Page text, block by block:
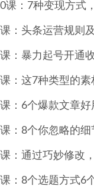
课：7种变现方式
课：头条运营规则
课：暴力起号开通
课：这7种类型的
课：6个爆款文章
课：8个你忽略的
课：通过巧妙修改
课：8个选题方式6